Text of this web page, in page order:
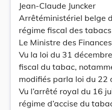
Jean-Claude Juncker
Arrêtéministériel belge
régime fiscal des
Le Ministre des
Vu la loi du 31
fiscal du tabac,
modifiés parla loi du 22
Vu l’arrêté royal du 16
régime d’accise du